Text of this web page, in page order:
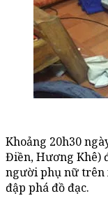
Khoảng 20h30
Điền, Hương Khê)
người phụ nữ trên
đập phá đồ đạc.